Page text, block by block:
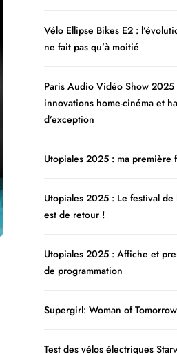
Vélo Ellipse Bikes E2 :
ne fait pas qu’à moitié
Paris Audio Vidéo Show 2025
innovations home-cinéma et
d’exception
Utopiales 2025 : ma première
Utopiales 2025 : Le festival
est de retour !
Utopiales 2025 : Affiche et
de programmation
Supergirl: Woman of Tomorrow
Test des vélos électriques